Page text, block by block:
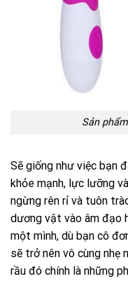
Sản
Sẽ giống như việc bạn
khỏe mạnh, lực lưỡng
ngừng rên rỉ và tuôn
dương vật vào âm đạo
một mình, dù bạn cô
sẽ trở nên vô cùng nhẹ
rầu đó chính là những